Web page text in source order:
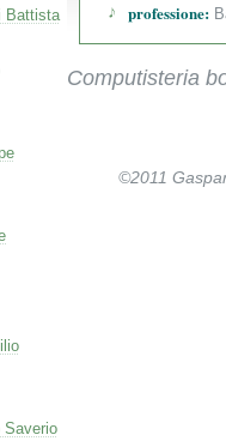
Battista
Saverio
professione:
Computisteria
©2011